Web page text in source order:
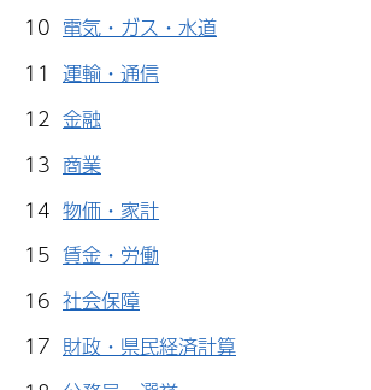
10 電気・ガス・水道
11 運輸・通信
12 金融
13 商業
14 物価・家計
15 賃金・労働
16 社会保障
17 財政・県民経済計算